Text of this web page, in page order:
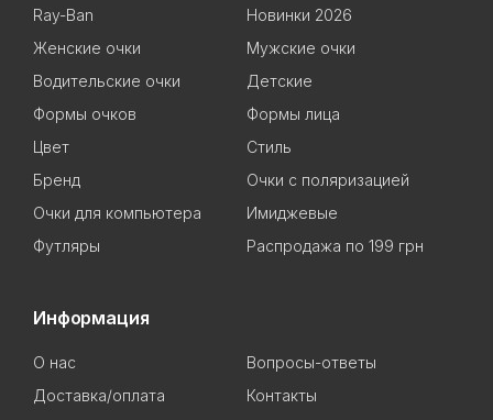
Ray-Ban
Новинки 2026
Женские очки
Мужские очки
Водительские очки
Детские
Формы очков
Формы лица
Цвет
Стиль
Бренд
Очки с поляризацией
Очки для компьютера
Имиджевые
Футляры
Распродажа по 199 грн
Информация
О нас
Вопросы-ответы
Доставка/оплата
Контакты